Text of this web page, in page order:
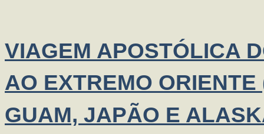
VIAGEM APOSTÓLICA
AO EXTREMO
GUAM, JAPÃO E